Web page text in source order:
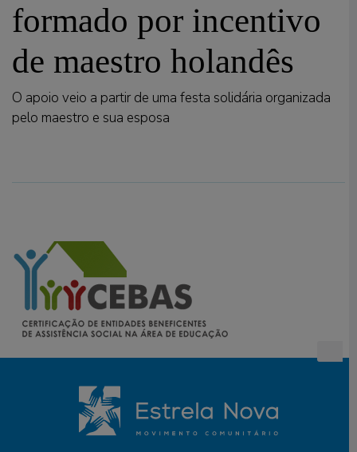
formado por incentivo
de maestro holandês
O apoio veio a partir de uma festa solidária organizada
pelo maestro e sua esposa